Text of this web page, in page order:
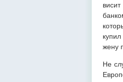
жену
Не